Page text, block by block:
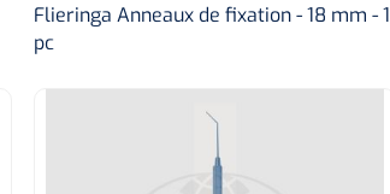
Flieringa Anneaux de fixation - 18 mm - 1
pc